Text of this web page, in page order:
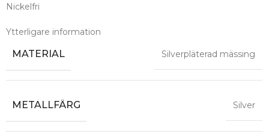
Nickelfri
Ytterligare information
MATERIAL Silverpläterad mässing
METALLFÄRG Silver